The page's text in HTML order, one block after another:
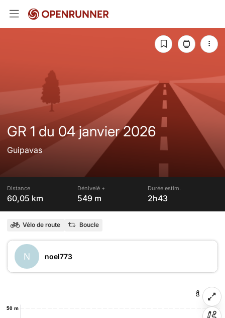
GR 1 du 04 janvier 2026
Guipavas
Distance
60,05 km
Dénivelé +
549 m
Durée estim.
2h43
Vélo de route Boucle
N noel773
50 m